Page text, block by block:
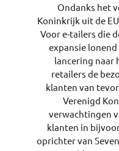
Ondanks het
Koninkrijk uit de
Voor e-tailers die
expansie
lancering naar
retailers de
klanten van
Verenigd
verwachtingen
klanten in
oprichter van